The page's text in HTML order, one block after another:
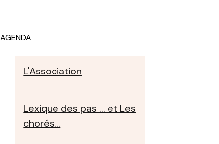
AGENDA
L'Association
Lexique des pas ... et Les
chorés...